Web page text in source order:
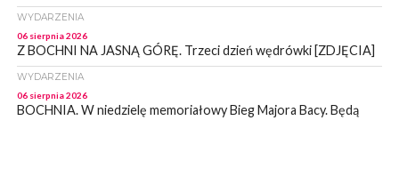
WYDARZENIA
06 sierpnia 2026
Z BOCHNI NA JASNĄ GÓRĘ. Trzeci dzień wędrówki [ZDJĘCIA]
WYDARZENIA
06 sierpnia 2026
BOCHNIA. W niedzielę memoriałowy Bieg Majora Bacy. Będą